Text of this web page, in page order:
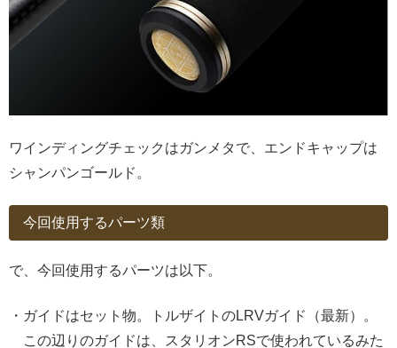
ワインディングチェックはガンメタで、エンドキャップは
シャンパンゴールド。
今回使用するパーツ類
で、今回使用するパーツは以下。
・ガイドはセット物。トルザイトのLRVガイド（最新）。
この辺りのガイドは、スタリオンRSで使われているみた